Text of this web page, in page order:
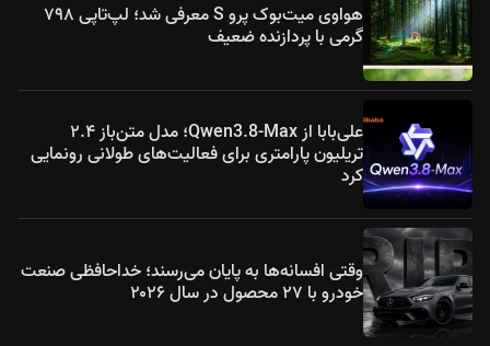
هواوی میت‌بوک پرو S معرفی شد؛ لپ‌تاپی ۷۹۸
گرمی با پردازنده ضعیف
علی‌بابا از Qwen3.8-Max؛ مدل متن‌باز ۲.۴
تریلیون پارامتری برای فعالیت‌های طولانی رونمایی
کرد
وقتی افسانه‌ها به پایان می‌رسند؛ خداحافظی صنعت
خودرو با ۲۷ محصول در سال ۲۰۲۶